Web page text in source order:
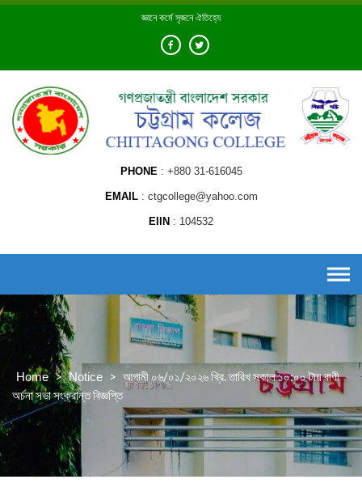
Skip
জ্ঞানে কর্মে সৃজনে ঐতিহ্যে
PHONE +880 31-616045
EMAIL ctgcollege@yahoo.com
EIIN 104532
Home > Notice > আগামী ০৬/০১/২০২৬ খ্রি. তারিখ সকাল ১০:০০ টায় বাণী
অর্চনা সভা সংক্রান্ত বিজ্ঞপ্তি